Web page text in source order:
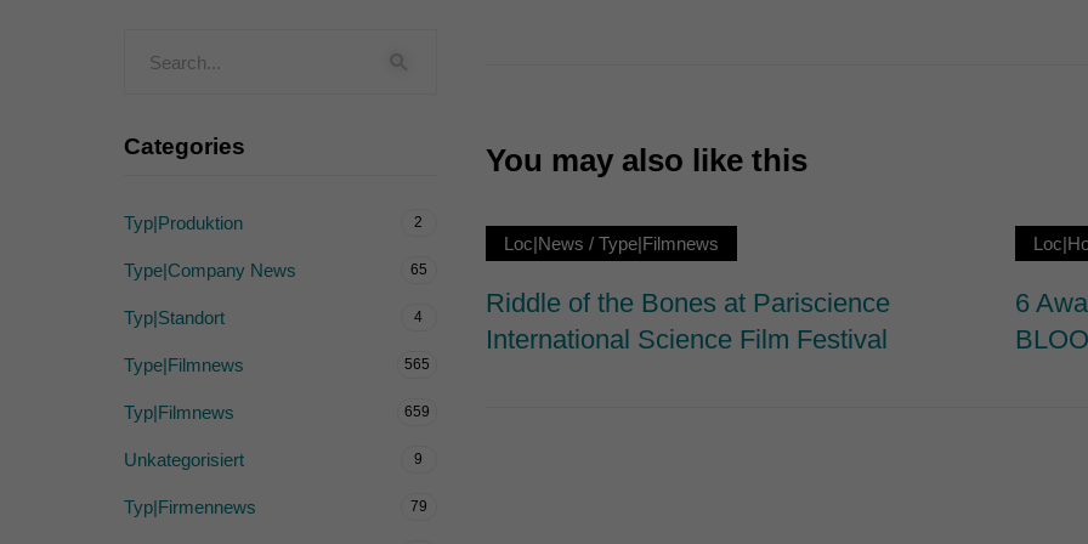
You may also like this
Loc|News / Type|Filmnews
Riddle of the Bones at Pariscience
International Science Film Festival
6
Categories
Typ|Produktion 2
Type|Company News 65
Typ|Standort 4
Type|Filmnews 565
Typ|Filmnews 659
Unkategorisiert 9
Typ|Firmennews 79
Inhalte von Videoplattformen und Social-Media-Plattformen werden standardmäßig blockiert. Wenn Cookies
powered by Borlabs Cookie